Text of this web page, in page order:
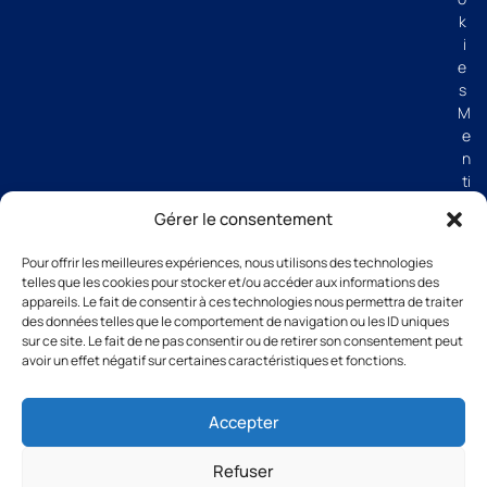
Gérer le consentement
Pour offrir les meilleures expériences, nous utilisons des technologies
telles que les cookies pour stocker et/ou accéder aux informations des
appareils. Le fait de consentir à ces technologies nous permettra de traiter
des données telles que le comportement de navigation ou les ID uniques
sur ce site. Le fait de ne pas consentir ou de retirer son consentement peut
avoir un effet négatif sur certaines caractéristiques et fonctions.
Accepter
Refuser
k
i
e
s
M
e
n
ti
g
e
G